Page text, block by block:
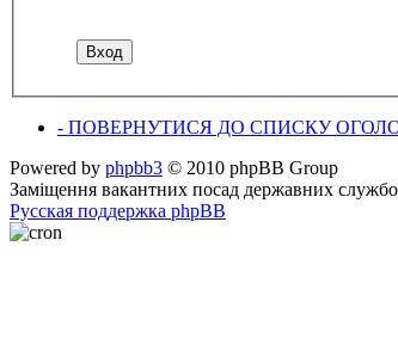
- ПОВЕРНУТИСЯ ДО СПИСКУ
Powered by phpbb3 © 2010 phpBB Group
Заміщення вакантних посад державних
Русская поддержка phpBB